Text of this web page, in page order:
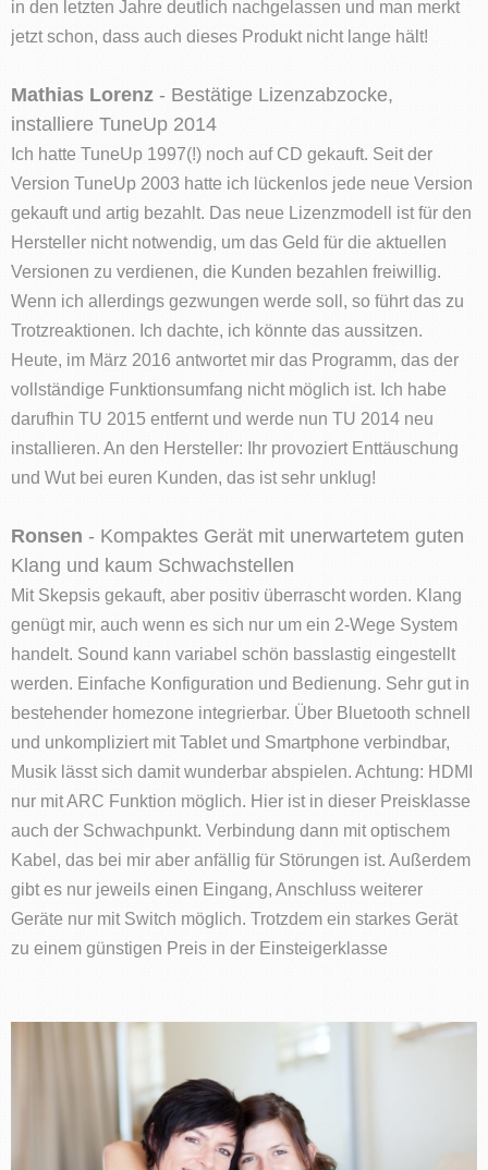
in den letzten Jahre deutlich nachgelassen und man merkt
jetzt schon, dass auch dieses Produkt nicht lange hält!
Mathias Lorenz - Bestätige Lizenzabzocke,
installiere TuneUp 2014
Ich hatte TuneUp 1997(!) noch auf CD gekauft. Seit der
Version TuneUp 2003 hatte ich lückenlos jede neue Version
gekauft und artig bezahlt. Das neue Lizenzmodell ist für den
Hersteller nicht notwendig, um das Geld für die aktuellen
Versionen zu verdienen, die Kunden bezahlen freiwillig.
Wenn ich allerdings gezwungen werde soll, so führt das zu
Trotzreaktionen. Ich dachte, ich könnte das aussitzen.
Heute, im März 2016 antwortet mir das Programm, das der
vollständige Funktionsumfang nicht möglich ist. Ich habe
darufhin TU 2015 entfernt und werde nun TU 2014 neu
installieren. An den Hersteller: Ihr provoziert Enttäuschung
und Wut bei euren Kunden, das ist sehr unklug!
Ronsen - Kompaktes Gerät mit unerwartetem guten
Klang und kaum Schwachstellen
Mit Skepsis gekauft, aber positiv überrascht worden. Klang
genügt mir, auch wenn es sich nur um ein 2-Wege System
handelt. Sound kann variabel schön basslastig eingestellt
werden. Einfache Konfiguration und Bedienung. Sehr gut in
bestehender homezone integrierbar. Über Bluetooth schnell
und unkompliziert mit Tablet und Smartphone verbindbar,
Musik lässt sich damit wunderbar abspielen. Achtung: HDMI
nur mit ARC Funktion möglich. Hier ist in dieser Preisklasse
auch der Schwachpunkt. Verbindung dann mit optischem
Kabel, das bei mir aber anfällig für Störungen ist. Außerdem
gibt es nur jeweils einen Eingang, Anschluss weiterer
Geräte nur mit Switch möglich. Trotzdem ein starkes Gerät
zu einem günstigen Preis in der Einsteigerklasse